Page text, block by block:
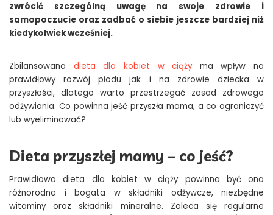
zwrócić szczególną uwagę na swoje zdrowie i
samopoczucie oraz zadbać o siebie jeszcze bardziej niż
kiedykolwiek wcześniej.
Zbilansowana dieta dla kobiet w ciąży ma wpływ na
prawidłowy rozwój płodu jak i na zdrowie dziecka w
przyszłości, dlatego warto przestrzegać zasad zdrowego
odżywiania. Co powinna jeść przyszła mama, a co ograniczyć
lub wyeliminować?
Dieta przyszłej mamy – co jeść?
Prawidłowa dieta dla kobiet w ciąży powinna być ona
różnorodna i bogata w składniki odżywcze, niezbędne
witaminy oraz składniki mineralne. Zaleca się regularne